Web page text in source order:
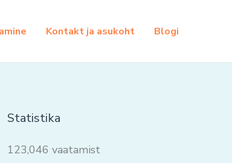
Kontakt ja asukoht Blogi
Statistika
123,046 vaatamist